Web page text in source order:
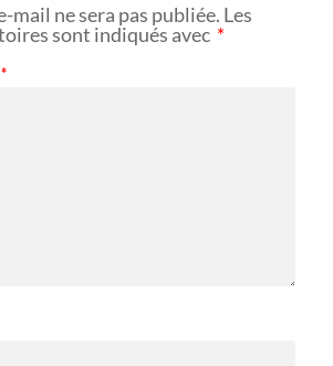
mail ne sera pas publiée. Les
sont indiqués avec *
*